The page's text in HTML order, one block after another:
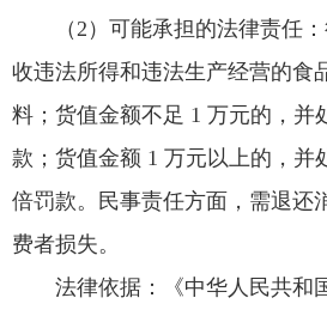
（2）可能承担的法律责任
收违法所得和违法生产经营的食
料；货值金额不足 1 万元的，并
款；货值金额 1 万元以上的，并
倍罚款。民事责任方面，需退还
费者损失。
法律依据：《中华人民共和